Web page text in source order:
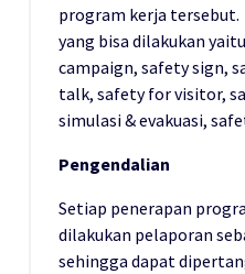
program kerja
yang bisa dilakukan
campaign, safety sign,
talk, safety for visitor,
simulasi & evakuasi,
Pengendalian
Setiap penerapan
dilakukan pelaporan
sehingga dapat